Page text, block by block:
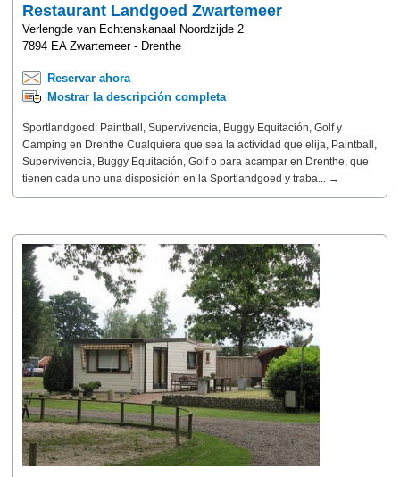
Restaurant Landgoed Zwartemeer
Verlengde van Echtenskanaal Noordzijde 2
7894 EA Zwartemeer - Drenthe
Reservar ahora
Mostrar la descripción completa
Sportlandgoed: Paintball, Supervivencia, Buggy Equitación, Golf y
Camping en Drenthe Cualquiera que sea la actividad que elija, Paintball,
Supervivencia, Buggy Equitación, Golf o para acampar en Drenthe, que
tienen cada uno una disposición en la Sportlandgoed y traba... →